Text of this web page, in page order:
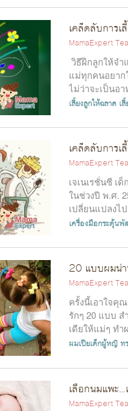
เคล็ดลับการเ
MamaExpert
วิธีฝึกลูกให้จำ
แม่ทุกคนอยาก
ไม่ว่าจะเป็นอ
เลี้ยงลูกให้ฉลาด เ
เคล็ดลับการเ
MamaExpert
เจเนเรชั่นซี เ
ในช่วงปี พ.ศ.
เปลี่ยนแปลงไ
เครื่องมือกระตุ้นพั
20 แบบผมน่
MamaExpert
ครั้งนี้เอาใจคุ
รักๆ 20 แบบ ส
เดียให้แม่ๆ ทำ
ผมเปียเด็กผู้หญิท
เลือกนมแพะ
MamaExpert